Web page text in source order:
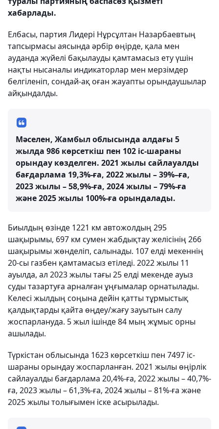
хабарлады.
Елбасы, партия Лидері Нұрсұлтан Назарбаевтың
тапсырмасы аясында әрбір өңірде, қала мен
ауданда жүйелі бақылауды қамтамасыз ету үшін
нақты нысаналы индикаторлар мен мерзімдер
белгіленіп, сондай-ақ оған жауапты орындаушылар
айқындалды.
Мәселен, Жамбыл облысында алдағы 5
жылда 986 көрсеткіш пен 102 іс-шараны
орындау көзделген. 2021 жылы сайлауалды
бағдарлама 19,3%-ға, 2022 жылы – 39%–ға,
2023 жылы – 58,9%-ға, 2024 жылы – 79%-ға
және 2025 жылы 100%-ға орындалады.
Биылдың өзінде 1221 км автожолдың 295
шақырымы, 697 км сумен жабдықтау желісінің 266
шақырымы жөнделіп, салынады. 107 елді мекеннің
20-сы газбен қамтамасыз етіледі. 2022 жылы 11
ауылда, ал 2023 жылы тағы 25 елді мекенде ауыз
суды тазартуға арналған ұңғымалар орнатылады.
Келесі жылдың соңына дейін қатты тұрмыстық
қалдықтарды қайта өңдеу/жағу зауытын салу
жоспарлануда. 5 жыл ішінде 84 мың жұмыс орны
ашылады.
Түркістан облысында 1623 көрсеткіш пен 7497 іс-
шараны орындау жоспарланған. 2021 жылы өңірлік
сайлауалды бағдарлама 20,4%-ға, 2022 жылы – 40,7%-
ға, 2023 жылы – 61,3%-ға, 2024 жылы – 81%-ға және
2025 жылы толығымен іске асырылады.